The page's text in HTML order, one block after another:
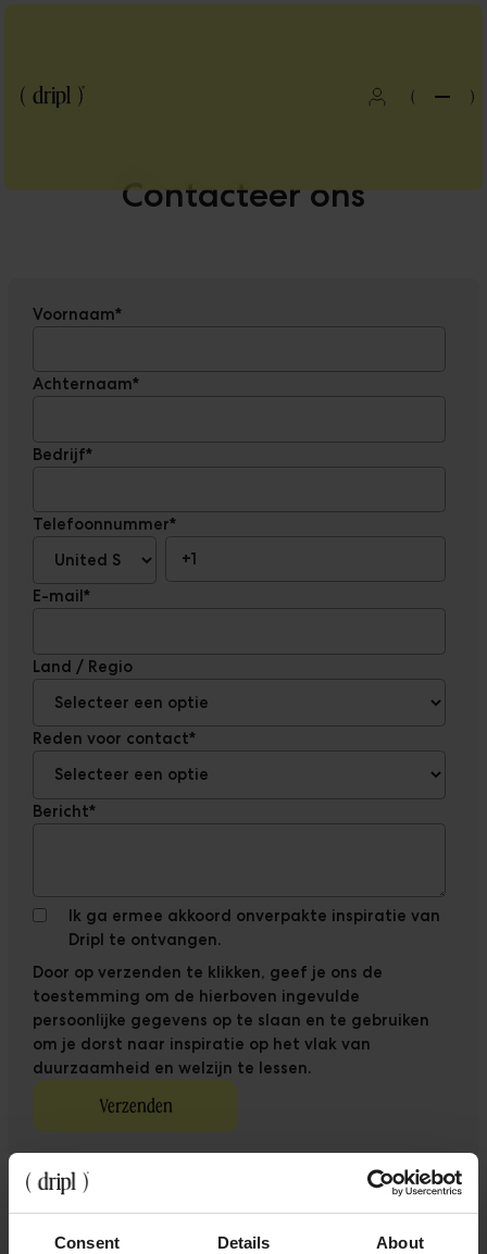
Consent Details About
Blog
Downloads
The Ripple
( )
Contacteer ons
(Adres)
4 Sint-Lazaruslaan, Sint-Joost-ten-Node, Brussel 1210
Voornaam*
Achternaam*
Bedrijf*
Telefoonnummer*
E-mail *
Land / Regio
Reden voor contact*
Bericht*
Ik ga ermee akkoord onverpakte inspiratie van
Dripl te ontvangen.
Door op verzenden te klikken, geef je ons de
toestemming om de hierboven ingevulde
persoonlijke gegevens op te slaan en te gebruiken
om je dorst naar inspiratie op het vlak van
duurzaamheid en welzijn te lessen.